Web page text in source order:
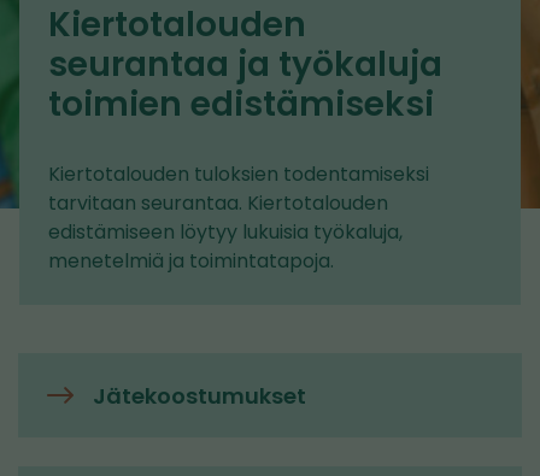
Kiertotalouden
seurantaa ja työkaluja
toimien edistämiseksi
Kiertotalouden tuloksien todentamiseksi
tarvitaan seurantaa. Kiertotalouden
edistämiseen löytyy lukuisia työkaluja,
menetelmiä ja toimintatapoja.
Jätekoostumukset